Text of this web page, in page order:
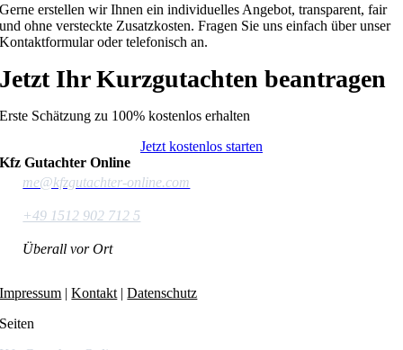
Gerne erstellen wir Ihnen ein individuelles Angebot, transparent, fair
und ohne versteckte Zusatzkosten. Fragen Sie uns einfach über unser
Kontaktformular oder telefonisch an.
Jetzt Ihr Kurzgutachten beantragen
Erste Schätzung zu 100% kostenlos erhalten
Jetzt kostenlos starten
Kfz Gutachter Online
me@kfzgutachter-online.com
+49 1512 902 712 5
Überall vor Ort
Impressum |Kontakt |Datenschutz
Seiten